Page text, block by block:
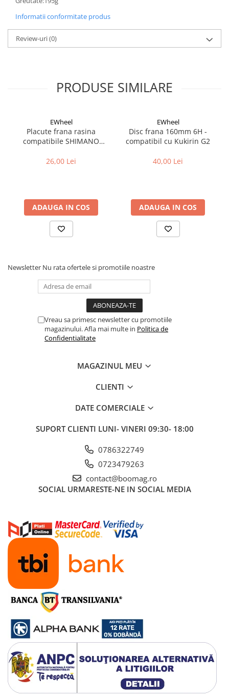
Cuvete bicicleta
Furci bicicleta
Cabluri si camasi
Discuri frana bicicleta
Frane pe disc
Frane pe janta
Accesorii frane bicicleta
Butuci
Accesorii butuci
Jante bicicleta
Sei si tija sa bicicleta
Tija sa bicicleta
Angrenaje bicicleta
Schimbator de viteze bicicleta
Schimbatoare spate
Manete schimbator si frana
Manete schimbator bicicleta
Manete mixte frana - schimbator
Echipament ciclism
Ochelari
Casca bicicleta
Protectii
Sosete
Rucsaci si borsete ciclism
Manusi bicicleta
Pantofi ciclism
Imbracaminte ciclism barbati
Imbracaminte ciclism dama
Imbracaminte ciclism copii
Informatii conformitate produs
Review-uri(0)
PRODUSE SIMILARE
EWheel
Placute frana rasina
compatibile SHIMANO
G2/G4 2025)
26,00 Lei
ADAUGA IN COS
EWheel
Disc frana 160mm 6H -
compatibil cu Kukirin G2
40,00 Lei
ADAUGA IN COS
Newsletter Nu rata ofertele si promotiile noastre
Vreau sa primesc newsletter cu promotiile
magazinului. Afla mai multe in Politica de
Confidentialitate
MAGAZINUL MEU
CLIENTI
DATE COMERCIALE
SUPORT CLIENTI LUNI- VINERI 09:30- 18:00
0786322749
0723479263
contact@boomag.ro
SOCIAL URMARESTE-NE IN SOCIAL MEDIA